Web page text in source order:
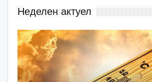
Неделен актуел